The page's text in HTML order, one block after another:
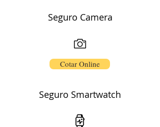
Seguro Camera
Cotar Online
Seguro Smartwatch